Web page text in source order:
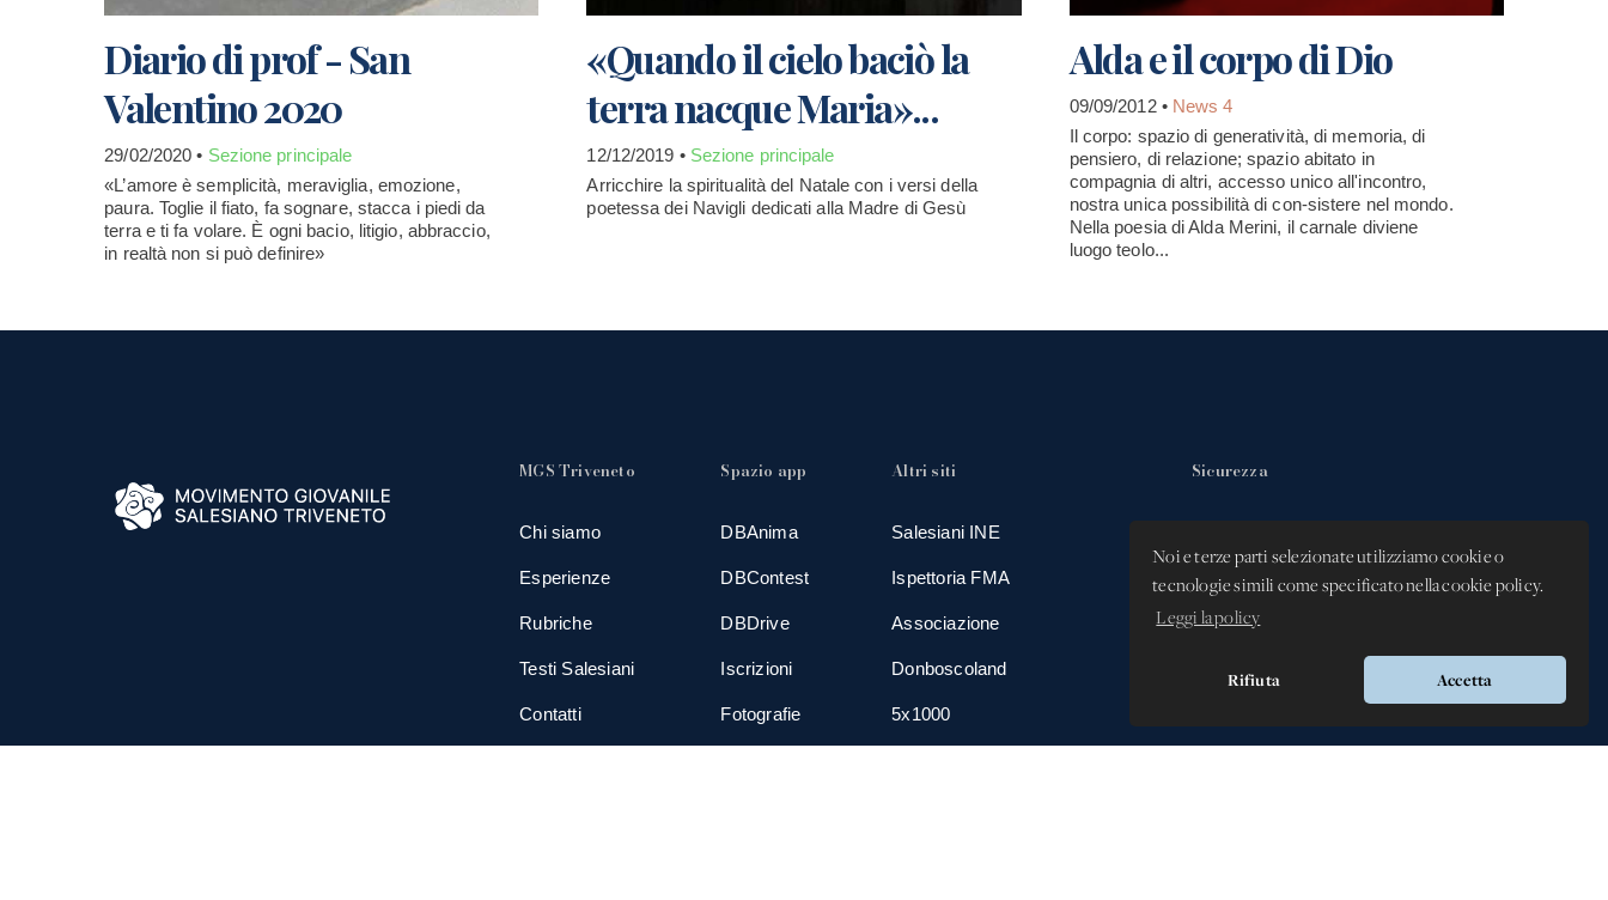
Noi e terze parti selezionate utilizziamo cookie o
tecnologie simili come specificato nella cookie policy.
Leggi la policy
Rifiuta Accetta
Diario di prof - San
Valentino 2020
29/02/2020 • Sezione principale
«L’amore è semplicità, meraviglia, emozione,
paura. Toglie il fiato, fa sognare, stacca i piedi da
terra e ti fa volare. È ogni bacio, litigio, abbraccio,
in realtà non si può definire»
«Quando il cielo baciò la
terra nacque Maria»...
12/12/2019 • Sezione principale
Arricchire la spiritualità del Natale con i versi della
poetessa dei Navigli dedicati alla Madre di Gesù
Alda e il corpo di Dio
09/09/2012 • News 4
Il corpo: spazio di generatività, di memoria, di
pensiero, di relazione; spazio abitato in
compagnia di altri, accesso unico all'incontro,
nostra unica possibilità di con-sistere nel mondo.
Nella poesia di Alda Merini, il carnale diviene
luogo teolo...
MGS Triveneto
Chi siamo
Esperienze
Rubriche
Testi Salesiani
Contatti
Spazio app
DBAnima
DBContest
DBDrive
Iscrizioni
Fotografie
Altri siti
Salesiani INE
Ispettoria FMA
Associazione
Donboscoland
5x1000
Sicurezza
Whistleblowing -
Segnalazione illeciti